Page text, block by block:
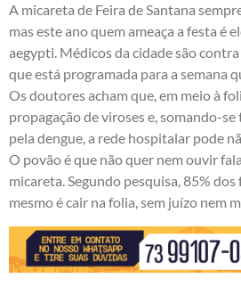
A micareta de Feira de Santana
mas este ano quem ameaça a festa é
aegypti. Médicos da cidade são
que está programada para a semana
Os doutores acham que, em meio à
propagação de viroses e, somando-
pela dengue, a rede hospitalar pode
O povão é que não quer nem ouvir
micareta. Segundo pesquisa, 85% dos
mesmo é cair na folia, sem juízo nem